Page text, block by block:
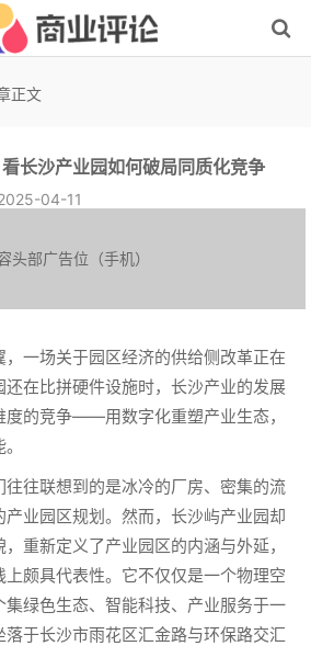
正文
长沙产业园如何破局同质化竞争
04-11
头部广告位（手机）
一场关于园区经济的供给侧改革正在
还在比拼硬件设施时，长沙产业的发展
度的竞争——用数字化重塑产业生态，
往联想到的是冰冷的厂房、密集的流
业园区规划。然而，长沙屿产业园却
重新定义了产业园区的内涵与外延，
颇具代表性。它不仅仅是一个物理空
集绿色生态、智能科技、产业服务于一
于长沙市雨花区汇金路与环保路交汇